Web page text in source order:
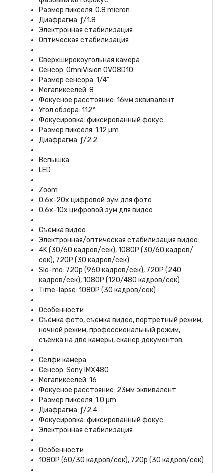
Размер пикселя: 0.8 micron
Диафрагма: ƒ/1.8
Электронная стабилизация
Оптическая стабилизация
Сверхширокоугольная камера
Сенсор: OmniVision OV08D10
Размер сенсора: 1/4"
Мегапикселей: 8
Фокусное расстояние: 16мм эквивалент
Угол обзора: 112°
Фокусировка: фиксированный фокус
Размер пикселя: 1.12 µm
Диафрагма: ƒ/2.2
Вспышка
LED
Zoom
0.6x-20x цифровой зум для фото
0.6x-10x цифровой зум для видео
Съёмка видео
Электронная/оптическая стабилизация видео:
4K (30/60 кадров/сек), 1080P (30/60 кадров/
сек), 720P (30 кадров/сек)
Slo-mo: 720p (960 кадров/сек), 720P (240
кадров/сек), 1080P (120/480 кадров/сек)
Time-lapse: 1080P (30 кадров/сек)
Особенности
Съёмка фото, съёмка видео, портретный режим,
ночной режим, профессиональный режим,
съёмка на две камеры, сканер документов.
Селфи камера
Сенсор: Sony IMX480
Мегапикселей: 16
Фокусное расстояние: 23мм эквивалент
Размер пикселя: 1.0 µm
Диафрагма: ƒ/2.4
Фокусировка: фиксированный фокус
Электронная стабилизация
Особенности
1080P (60/30 кадров/сек), 720p (30 кадров/сек)